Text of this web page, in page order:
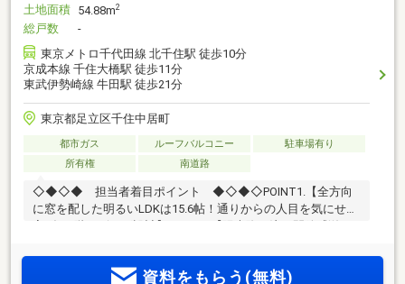
土地面積 54.88m2
総戸数
-
東京メトロ千代田線 北千住駅 徒歩10分
京成本線 千住大橋駅 徒歩11分
東武伊勢崎線 牛田駅 徒歩21分
東京都足立区千住中居町
都市ガス ルーフバルコニー
駐車場有り
所有権
南道路
◇◆◇◆ 担当者着目ポイント ◆◇◆◇POINT1.【全方向
に窓を配した明るいLDKは15.6帖！通りからの人目を気にせず
す】POINT3.【2面の窓付きの納戸は、収納としてはもちろん
書斎や趣味のスペースとしても使える便利な仕様】POINT4.
資料をもらう(無料)